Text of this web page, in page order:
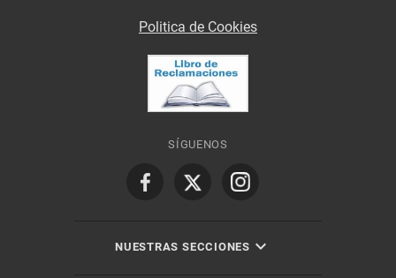
Politica de Cookies
SÍGUENOS
NUESTRAS SECCIONES